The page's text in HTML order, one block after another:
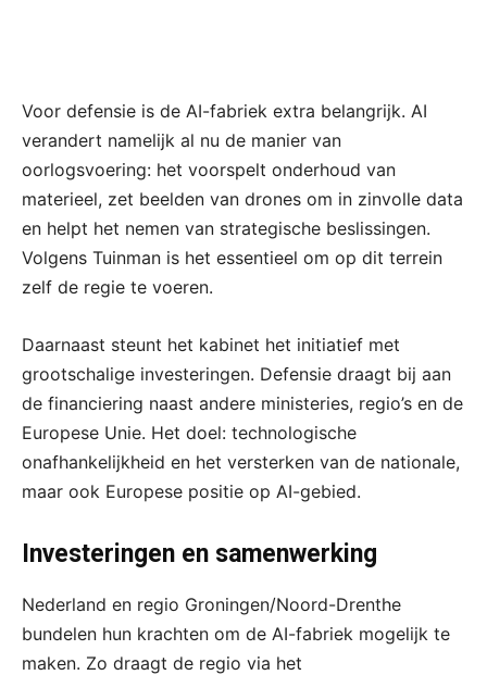
Voor defensie is de AI-fabriek extra belangrijk. AI
verandert namelijk al nu de manier van
oorlogsvoering: het voorspelt onderhoud van
materieel, zet beelden van drones om in zinvolle data
en helpt het nemen van strategische beslissingen.
Volgens Tuinman is het essentieel om op dit terrein
zelf de regie te voeren.
Daarnaast steunt het kabinet het initiatief met
grootschalige investeringen. Defensie draagt bij aan
de financiering naast andere ministeries, regio’s en de
Europese Unie. Het doel: technologische
onafhankelijkheid en het versterken van de nationale,
maar ook Europese positie op AI-gebied.
Investeringen en samenwerking
Nederland en regio Groningen/Noord-Drenthe
bundelen hun krachten om de AI-fabriek mogelijk te
maken. Zo draagt de regio via het